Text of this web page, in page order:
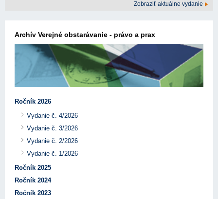
Zobraziť aktuálne vydanie
Archív Verejné obstarávanie - právo a prax
Ročník 2026
Vydanie č. 4/2026
Vydanie č. 3/2026
Vydanie č. 2/2026
Vydanie č. 1/2026
Ročník 2025
Ročník 2024
Ročník 2023